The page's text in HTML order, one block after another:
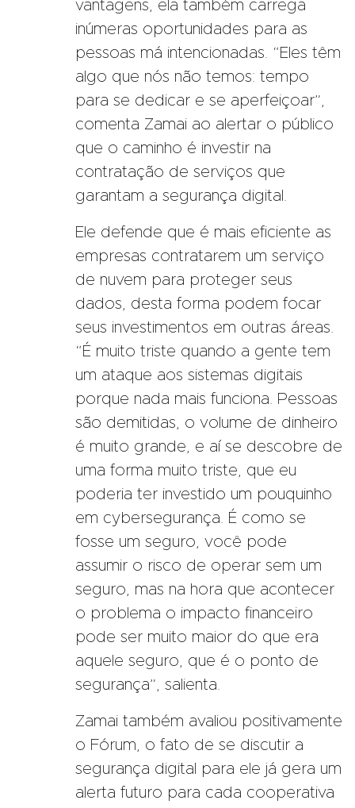
vantagens, ela também carrega
inúmeras oportunidades para as
pessoas má intencionadas. “Eles têm
algo que nós não temos: tempo
para se dedicar e se aperfeiçoar”,
comenta Zamai ao alertar o público
que o caminho é investir na
contratação de serviços que
garantam a segurança digital.
Ele defende que é mais eficiente as
empresas contratarem um serviço
de nuvem para proteger seus
dados, desta forma podem focar
seus investimentos em outras áreas.
“É muito triste quando a gente tem
um ataque aos sistemas digitais
porque nada mais funciona. Pessoas
são demitidas, o volume de dinheiro
é muito grande, e aí se descobre de
uma forma muito triste, que eu
poderia ter investido um pouquinho
em cybersegurança. É como se
fosse um seguro, você pode
assumir o risco de operar sem um
seguro, mas na hora que acontecer
o problema o impacto financeiro
pode ser muito maior do que era
aquele seguro, que é o ponto de
segurança”, salienta.
Zamai também avaliou positivamente
o Fórum, o fato de se discutir a
segurança digital para ele já gera um
alerta futuro para cada cooperativa